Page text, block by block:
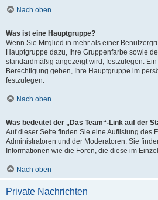
Nach oben
Was ist eine Hauptgruppe?
Wenn Sie Mitglied in mehr als einer
Hauptgruppe dazu, Ihre Gruppenfarbe sowie
standardmäßig angezeigt wird, festzulegen.
Berechtigung geben, Ihre Hauptgruppe im
festzulegen.
Nach oben
Was bedeutet der „Das Team“-Link auf der
Auf dieser Seite finden Sie eine Auflistung des
Administratoren und der Moderatoren. Sie
Informationen wie die Foren, die diese im
Nach oben
Private Nachrichten